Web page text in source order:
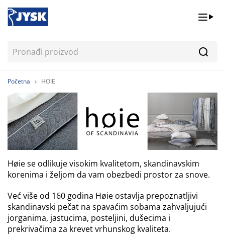
Početna HOIE
Høie se odlikuje visokim kvalitetom, skandinavskim
korenima i željom da vam obezbedi prostor za snove.
Već više od 160 godina Høie ostavlja prepoznatljivi
skandinavski pečat na spavaćim sobama zahvaljujući
jorganima, jastucima, posteljini, dušecima i
prekrivačima za krevet vrhunskog kvaliteta.